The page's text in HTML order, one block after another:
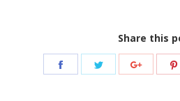
Share this
Share
Share Share